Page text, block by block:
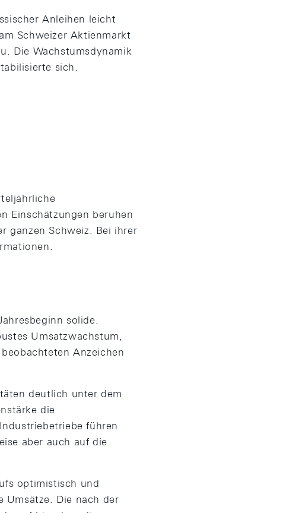
Anleihen leicht
Schweizer Aktienmarkt
Die Wachstumsdynamik
sich.
Einschätzungen beruhen
ganzen Schweiz. Bei ihrer
solide.
Umsatzwachstum,
Anzeichen
deutlich unter dem
die
führen
aber auch auf die
optimistisch und
Umsätze. Die nach der